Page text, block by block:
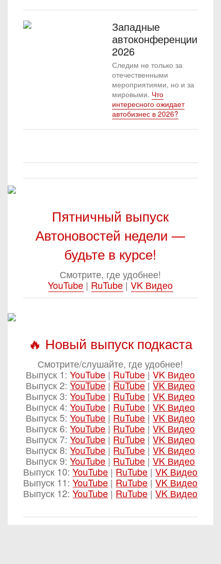
Западные
автоконференции
2026
Следим не только за
отечественными
мероприятиями, но и за
мировыми. Что
интересного ожидает
автобизнес в 2026?
Пятничный выпуск
Автоновостей недели —
будьте в курсе!
Смотрите, где удобнее!
YouTube | RuTube|VK Видео
🔥 Новый выпуск подкаста
Смотрите/слушайте, где удобнее!
Выпуск 1:YouTube | RuTube|VK Видео
Выпуск 2:YouTube| RuTube|VK Видео
Выпуск 3:YouTube | RuTube |VK Видео
Выпуск 4:YouTube | RuTube |VK Видео
Выпуск 5:YouTube | RuTube |VK Видео
Выпуск 6:YouTube | RuTube |VK Видео
Выпуск 7:YouTube | RuTube |VK Видео
Выпуск 8:YouTube | RuTube |VK Видео
Выпуск 9:YouTube | RuTube |VK Видео
Выпуск 10:YouTube| RuTube|VK Видео
Выпуск 11:YouTube | RuTube |VK Видео
Выпуск 12:YouTube | RuTube |VK Видео